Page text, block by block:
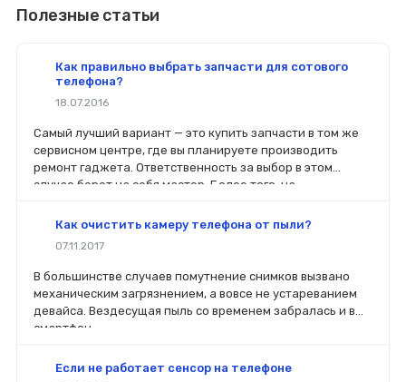
Полезные статьи
Как правильно выбрать запчасти для сотового
телефона?
18.07.2016
Самый лучший вариант — это купить запчасти в том же
сервисном центре, где вы планируете производить
ремонт гаджета. Ответственность за выбор в этом
случае берет на себя мастер. Более того, на
вы планируете делать ремонт самостоятельно, то выбор
перед покупкой нового модуля старый был в руках. Так
легче сориентироваться в разъемах, элементах
крепления, электрических параметрах и прочих
характеристиках.
Как очистить камеру телефона от пыли?
07.11.2017
В большинстве случаев помутнение снимков вызвано
механическим загрязнением, а вовсе не устареванием
девайса. Вездесущая пыль со временем забралась и в
смартфон.
Если не работает сенсор на телефоне